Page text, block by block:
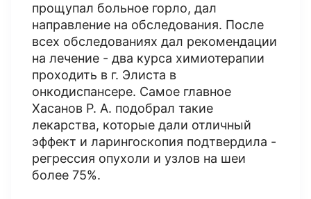
прощупал больное горло, дал
направление на обследования. После
всех обследованиях дал рекомендации
на лечение - два курса химиотерапии
проходить в г. Элиста в
онкодиспансере. Самое главное
Хасанов Р. А. подобрал такие
лекарства, которые дали отличный
эффект и ларингоскопия подтвердила -
регрессия опухоли и узлов на шеи
более 75%.